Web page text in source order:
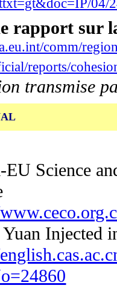
rapport sur
comm/
reports/
transmise
EU Science
Injected